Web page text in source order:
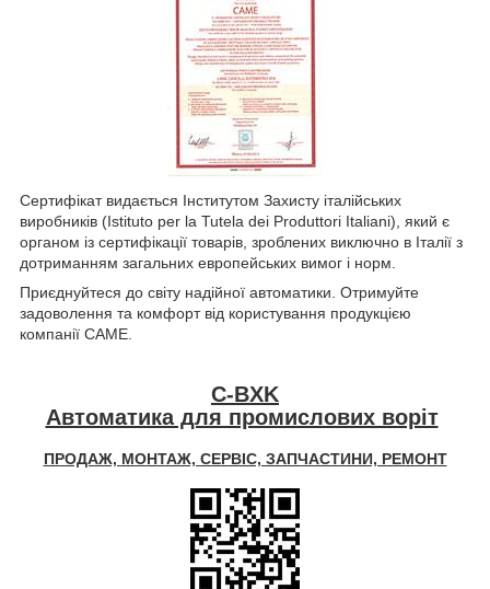
Сертифікат видається Інститутом Захисту італійських
виробників (Istituto per la Tutela dei Produttori Italiani), який є
органом із сертифікації товарів, зроблених виключно в Італії з
дотриманням загальних европейських вимог і норм.
Приєднуйтеся до світу надійної автоматики. Отримуйте
задоволення та комфорт від користування продукцією
компанії CAME.
C-BXK
Автоматика для промислових воріт
ПРОДАЖ, МОНТАЖ, СЕРВІС, ЗАПЧАСТИНИ, РЕМОНТ